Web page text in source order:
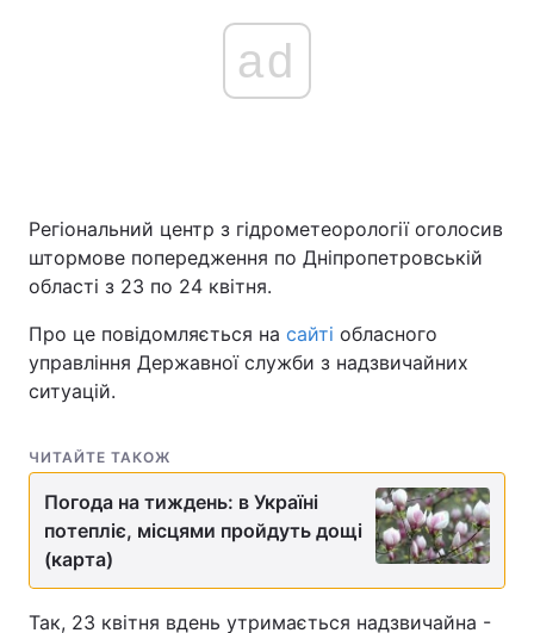
ad
Регіональний центр з гідрометеорології оголосив
штормове попередження по Дніпропетровській
області з 23 по 24 квітня.
Про це повідомляється на сайті обласного
управління Державної служби з надзвичайних
ситуацій.
ЧИТАЙТЕ ТАКОЖ
Погода на тиждень: в Україні
потепліє, місцями пройдуть дощі
(карта)
Так, 23 квітня вдень утримається надзвичайна -